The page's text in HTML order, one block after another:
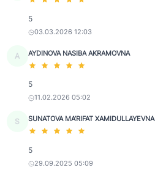
5
03.03.2026 12:03
A AYDINOVA NASIBA AKRAMOVNA
5
11.02.2026 05:02
S SUNATOVA MA’RIFAT XAMIDULLAYEVNA
5
29.09.2025 05:09